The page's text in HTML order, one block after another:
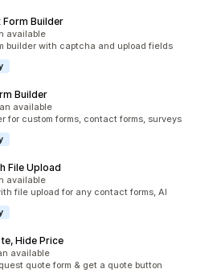
Builder
available
builder with captcha and upload fields
Builder
available
for custom forms, contact forms, surveys
File Upload
available
file upload for any contact forms, AI
Hide Price
available
quote form & get a quote button